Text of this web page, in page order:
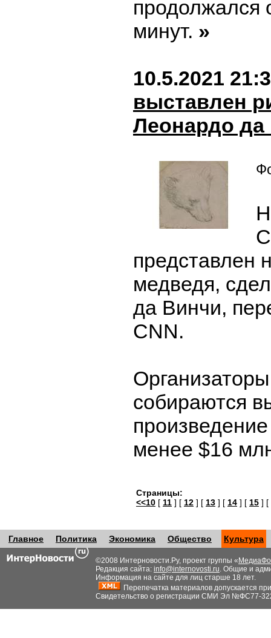
продолжался
минут. »
10.5.2021
выставлен
Леонардо
представлен
медведя,
да Винчи,
CNN.
Организаторы
собираются
менее $16
Страницы:
<<10 [ 11 ] [ 12 ] [ 13 ] [ 14 ] [ 15 ] [
Главное Политика Экономика Общество Культура
©2008 Интерновости.Ру, проект группы «
Редакция сайта: info@internovosti.ru. Общие и
Информация на сайте для лиц старше 18 лет.
Перепечатка материалов допускается
Свидетельство о регистрации СМИ Эл №ФС77-